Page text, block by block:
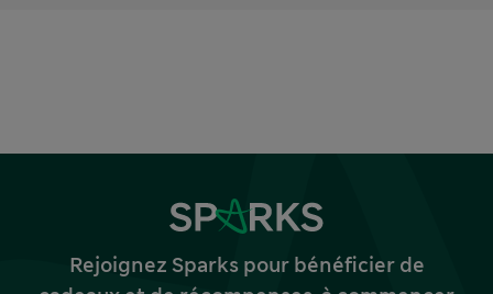
Rejoignez Sparks pour bénéficier de